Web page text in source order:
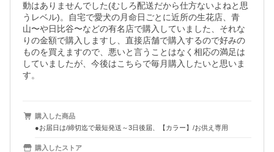
動はありませんでした(むしろ配送だから仕方ないよねと思
うレベル)。自宅で愛犬の月命日ごとに近所の生花店、青
山〜や日比谷〜などの有名店で購入していました、それな
りの金額で購入しますし、直接店舗で購入するので好みの
ものを買えますので、悪いと言うことはなく相応の満足は
していましたが、今後はこちらで毎月購入したいと思いま
す。
購入した商品
●お届日は/締切迄で最短発送～3日後届、【カラー】/お供え専用
購入したストア